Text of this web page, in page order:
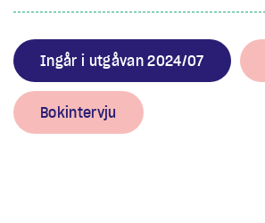
Ingår i utgåvan 2024/07
Bokintervju